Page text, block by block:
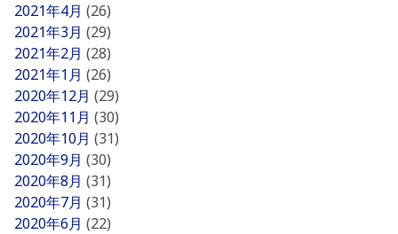
2021年4月 (26)
2021年3月 (29)
2021年2月 (28)
2021年1月 (26)
2020年12月 (29)
2020年11月 (30)
2020年10月 (31)
2020年9月 (30)
2020年8月 (31)
2020年7月 (31)
2020年6月 (22)